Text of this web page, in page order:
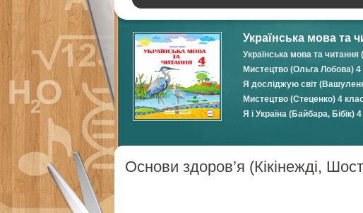
Українська мова та
Українська мова та
Мистецтво (Ольга Лобова)
Я досліджую світ
Мистецтво (Стеценко) 4
Я і Україна (Байбара, Бібік)
Основи здоров’я (Кікінежді,